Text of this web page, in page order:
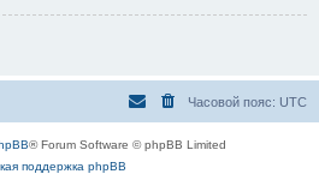
Часовой пояс: UTC
® Forum Software © phpBB Limited
поддержка phpBB